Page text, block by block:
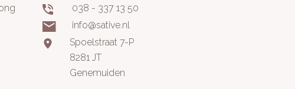
038 - 337 13 50
info@sative.nl
Spoelstraat 7-P
8281 JT
Genemuiden